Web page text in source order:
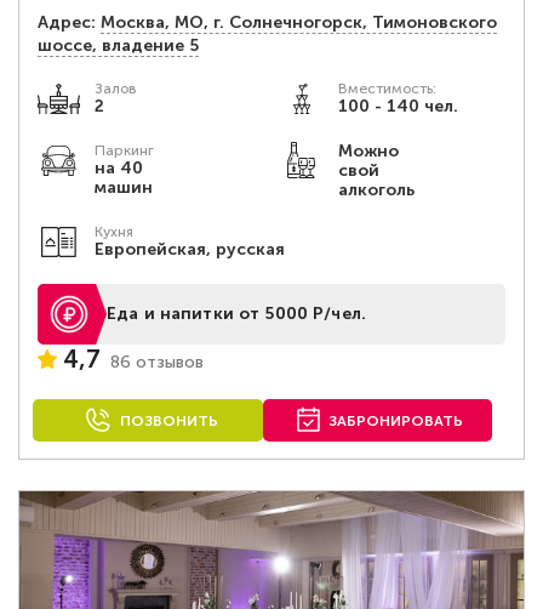
Адрес: Москва, МО, г. Солнечногорск, Тимоновского
шоссе, владение 5
Залов
2
Вместимость:
100 - 140 чел.
Паркинг
на 40
машин
Можно
свой
алкоголь
Кухня
Европейская, русская
Еда и напитки от 5000 Р/чел.
4,7 86 отзывов
ПОЗВОНИТЬ ЗАБРОНИРОВАТЬ